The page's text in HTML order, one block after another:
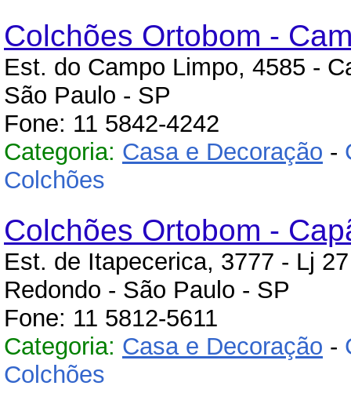
Colchões Ortobom -
Est. do Campo Limpo, 4585 -
São Paulo - SP
Fone: 11 5842-4242
Categoria: Casa e Decoração -
Colchões
Colchões Ortobom -
Est. de Itapecerica, 3777 - Lj
Redondo - São Paulo - SP
Fone: 11 5812-5611
Categoria: Casa e Decoração -
Colchões